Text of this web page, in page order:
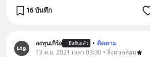
16 บันทึก
ลงทุนเกิร์ล ยืนยันแล้ว • ติดตาม
13 พ.ย. 2021 เวลา 03:30 • สิ่งแวดล้อม